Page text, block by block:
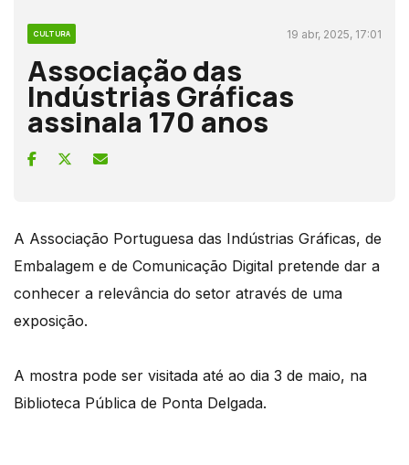
CULTURA 19 abr, 2025, 17:01
Associação das
Indústrias Gráficas
assinala 170 anos
A Associação Portuguesa das Indústrias Gráficas, de
Embalagem e de Comunicação Digital pretende dar a
conhecer a relevância do setor através de uma
exposição.
A mostra pode ser visitada até ao dia 3 de maio, na
Biblioteca Pública de Ponta Delgada.